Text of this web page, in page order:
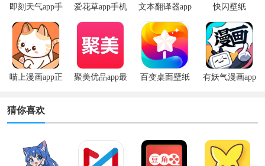
即刻天气app手
机版
爱花草app手机
版
文本翻译器app 快闪壁纸
喵上漫画app正
聚美优品app最
百变桌面壁纸
有妖气漫画app
猜你喜欢